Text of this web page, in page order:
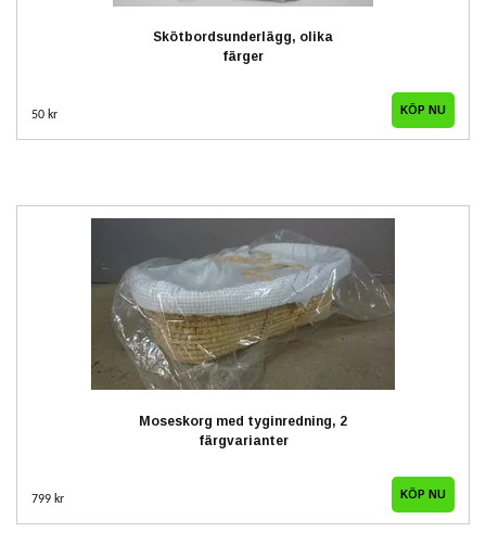
Skötbordsunderlägg, olika
färger
50 kr KÖP NU
Moseskorg med tyginredning, 2
färgvarianter
799 kr